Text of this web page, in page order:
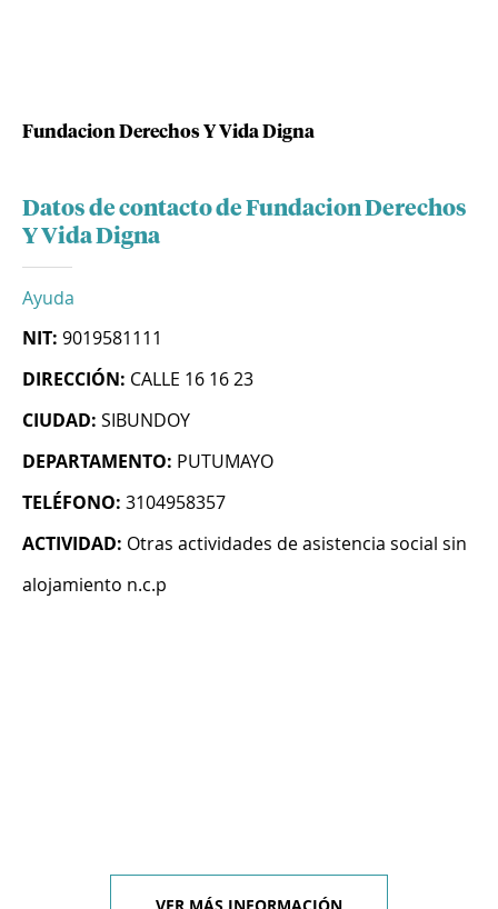
Fundacion Derechos Y Vida Digna
Datos de contacto de Fundacion Derechos
Y Vida Digna
Ayuda
NIT: 9019581111
DIRECCIÓN: CALLE 16 16 23
CIUDAD: SIBUNDOY
DEPARTAMENTO: PUTUMAYO
TELÉFONO: 3104958357
ACTIVIDAD: Otras actividades de asistencia social sin
alojamiento n.c.p